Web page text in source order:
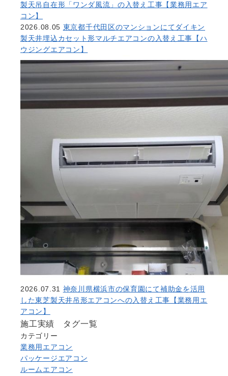
製天吊自在形「ワンダ風流」の入替え工事【業務用エア
コン】
2026.08.05 東京都千代田区のマンションにてダイキン
製天井埋込カセット形マルチエアコンの入替え工事【ハ
ウジングエアコン】
2026.07.31 神奈川県横浜市の保育園にて補助金を活用
した東芝製天井吊形エアコンへの入替え工事【業務用エ
アコン】
施工実績 タグ一覧
カテゴリー
業務用エアコン
パッケージエアコン
ルームエアコン